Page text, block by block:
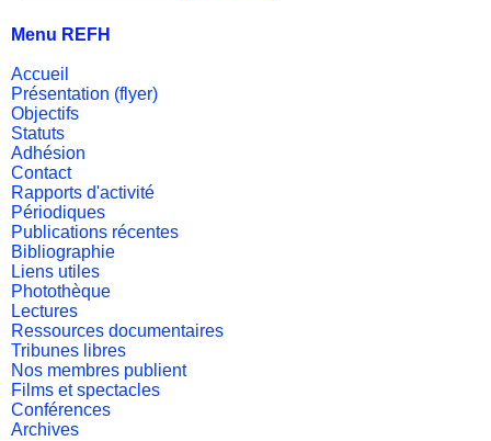
Menu REFH
Accueil
Présentation (flyer)
Objectifs
Statuts
Adhésion
Contact
Rapports d'activité
Périodiques
Publications récentes
Bibliographie
Liens utiles
Photothèque
Lectures
Ressources documentaires
Tribunes libres
Nos membres publient
Films et spectacles
Conférences
Archives